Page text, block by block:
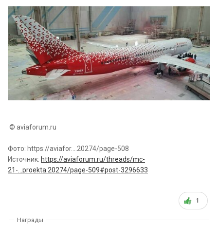
© aviaforum.ru
Фото: https://aviafor....20274/page-508
Источник: https://aviaforum.ru/threads/mc-
21-...proekta.20274/page-509#post-3296633
1
Награды